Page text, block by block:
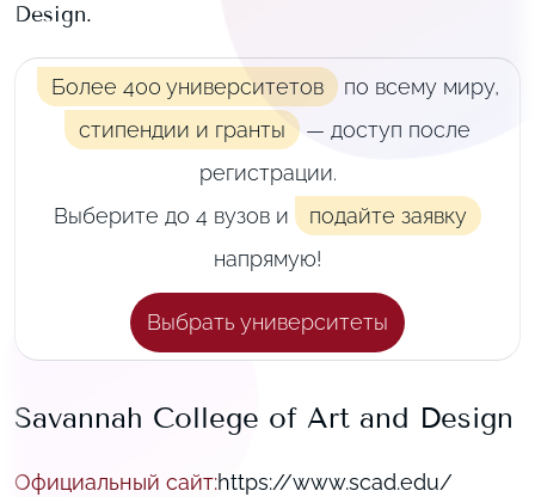
Design.
Более 400 университетов по всему миру,
стипендии и гранты
— доступ после
регистрации.
Выберите до 4 вузов и
подайте заявку
напрямую!
Выбрать университеты
Savannah College of Art and Design
Официальный сайт:https://www.scad.edu/